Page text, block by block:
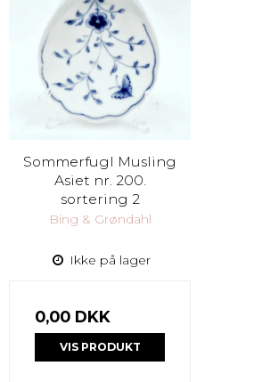
Sommerfugl Musling
Asiet nr. 200.
sortering 2
Bing & Grøndahl
Ikke på lager
0,00 DKK
VIS PRODUKT